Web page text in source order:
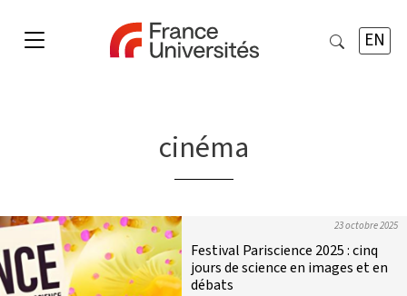
EN
cinéma
23 octobre 2025
Festival Pariscience 2025 : cinq
jours de science en images et en
débats